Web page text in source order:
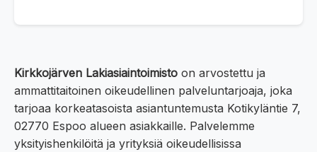
Kirkkojärven Lakiasiaintoimisto on arvostettu ja
ammattitaitoinen oikeudellinen palveluntarjoaja, joka
tarjoaa korkeatasoista asiantuntemusta Kotikyläntie 7,
02770 Espoo alueen asiakkaille. Palvelemme
yksityishenkilöitä ja yrityksiä oikeudellisissa